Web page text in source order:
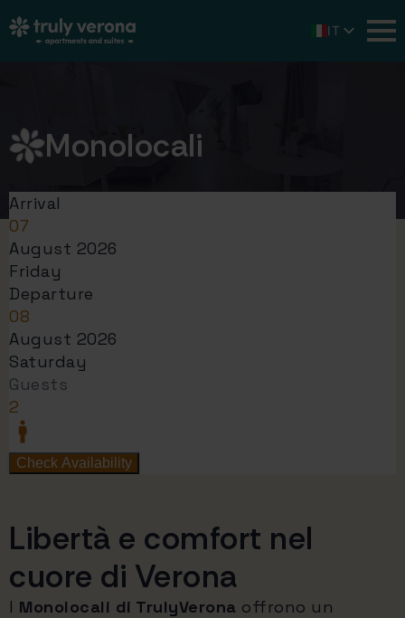
IT
Monolocali
Libertà e comfort nel
cuore di Verona
I Monolocali di TrulyVerona offrono un